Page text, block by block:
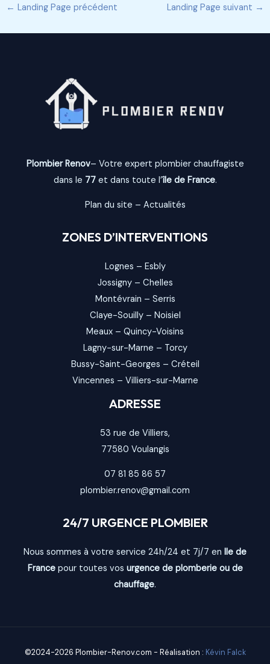
← Landing Page précédent Landing Page suivant →
Plombier Renov– Votre expert plombier chauffagiste
dans le 77et dans toute l’île de France.
Plan du site – Actualités
ZONES D’INTERVENTIONS
Lognes – Esbly
Jossigny– Chelles
Montévrain – Serris
Claye-Souilly– Noisiel
Meaux – Quincy-Voisins
Lagny-sur-Marne – Torcy
Bussy-Saint-Georges – Créteil
Vincennes – Villiers-sur-Marne
ADRESSE
53 rue de Villiers,
77580 Voulangis
07 81 85 86 57
plombier.renov@gmail.com
24/7 URGENCE PLOMBIER
Nous sommes à votre service 24h/24 et 7j/7 en Ile de
Francepour toutes vos urgence de plomberie ou de
chauffage.
©2024-2026 Plombier-Renov.com - Réalisation : Kévin Falck